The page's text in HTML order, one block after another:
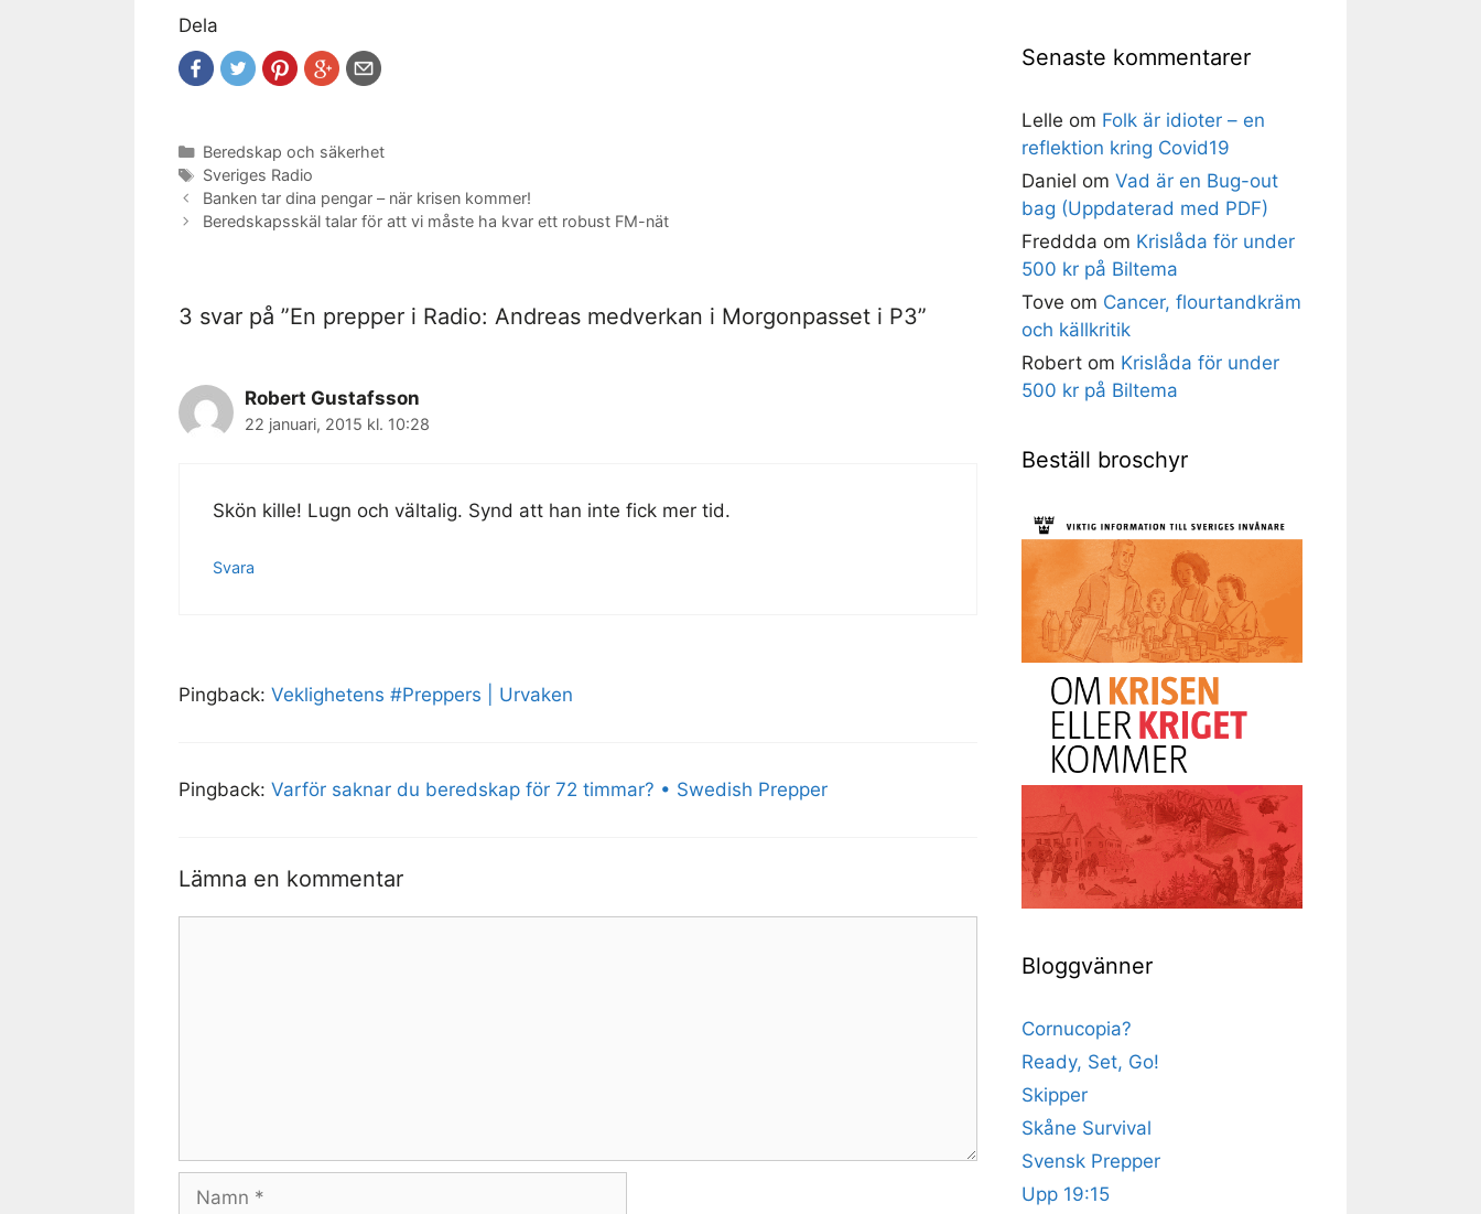
Dela
Kategorier
Beredskap och säkerhet
Etiketter
Sveriges Radio
Banken tar dina pengar – när krisen kommer!
Beredskapsskäl talar för att vi måste ha kvar ett robust FM-nät
3 svar på ”En prepper i Radio: Andreas medverkan i Morgonpasset i P3”
Robert Gustafsson
22 januari, 2015 kl. 10:28
Skön kille! Lugn och vältalig. Synd att han inte fick mer tid.
Svara
Pingback: Veklighetens #Preppers | Urvaken
Pingback: Varför saknar du beredskap för 72 timmar? • Swedish Prepper
Lämna en kommentar
Namn
Senaste kommentarer
Lelle om Folk är idioter – en
reflektion kring Covid19
Daniel om Vad är en Bug-out
bag (Uppdaterad med PDF)
Freddda om Krislåda för under
500 kr på Biltema
Tove om Cancer, flourtandkräm
och källkritik
Robert om Krislåda för under
500 kr på Biltema
Beställ broschyr
Bloggvänner
Cornucopia?
Ready, Set, Go!
Skipper
Skåne Survival
Svensk Prepper
Upp 19:15